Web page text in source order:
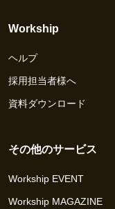
Workship
ヘルプ
採用担当者様へ
資料ダウンロード
その他のサービス
Workship EVENT
Workship MAGAZINE